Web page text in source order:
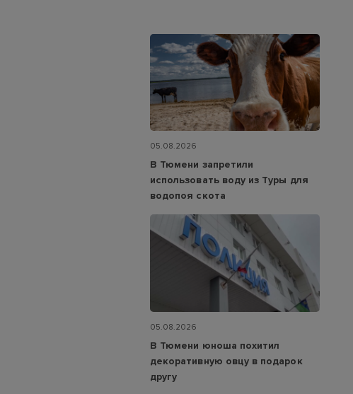
05.08.2026
В Тюмени запретили
использовать воду из Туры для
водопоя скота
05.08.2026
В Тюмени юноша похитил
декоративную овцу в подарок
другу